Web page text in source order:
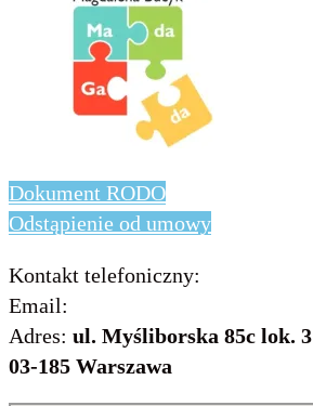
Dokument RODO
Odstąpienie od umowy
Kontakt telefoniczny:
Email:
Adres: ul. Myśliborska 85c lok. 3
03-185 Warszawa